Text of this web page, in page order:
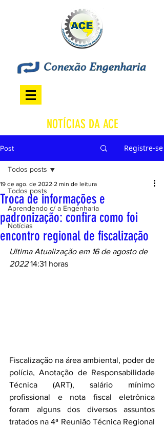
NOTÍCIAS DA ACE
Post Registre-se
Todos posts
Aprendendo c/ a Engenharia
Notícias
Todos posts
Troca de informações e
padronização: confira como foi
encontro regional de fiscalização
19 de ago. de 2022 2 min de leitura
Ultima Atualização em 16 de agosto de
2022 14:31 horas
Fiscalização na área ambiental, poder de
polícia, Anotação de Responsabilidade
Técnica (ART), salário mínimo
profissional e nota fiscal eletrônica
foram alguns dos diversos assuntos
tratados na 4ª Reunião Técnica Regional